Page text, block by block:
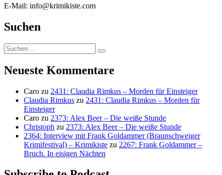
E-Mail: info@krimikiste.com
Suchen
Suchen
nach:
Suchen
Neueste Kommentare
Caro zu 2431: Claudia Rimkus – Morden für Einsteiger
Claudia Rimkus zu 2431: Claudia Rimkus – Morden für
Einsteiger
Caro zu 2373: Alex Beer – Die weiße Stunde
Christoph zu 2373: Alex Beer – Die weiße Stunde
2364: Interview mit Frank Goldammer (Braunschweiger
Krimifestival) – Krimikiste zu 2267: Frank Goldammer –
Bruch. In eisigen Nächten